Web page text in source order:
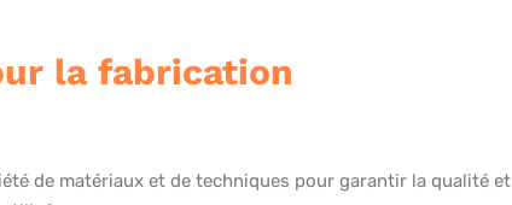
la fabrication
de matériaux et de techniques pour garantir la qualité et